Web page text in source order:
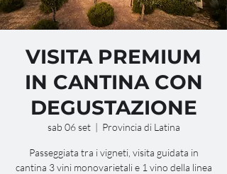
VISITA PREMIUM
IN CANTINA CON
DEGUSTAZIONE
sab 06 set
  |
Provincia di Latina
Passeggiata tra i vigneti, visita guidata in
cantina 3 vini monovarietali e 1 vino della linea